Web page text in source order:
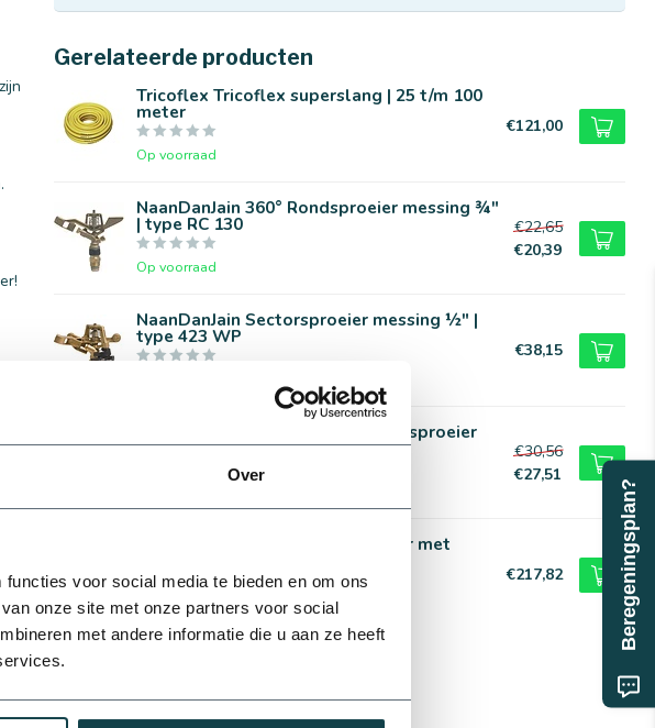
Over
voor social media te bieden en om ons
onze site met onze partners voor social
met andere informatie die u aan ze heeft
Gerelateerde producten
Tricoflex Tricoflex superslang | 25 t/m 100
meter
Op voorraad
€121,00
NaanDanJain 360° Rondsproeier messing ¾"
| type RC 130
Op voorraad
€22,65
€20,39
NaanDanJain Sectorsproeier messing ½" |
type 423 WP
€38,15
NaanDanJain NaanDanJain Sectorsproeier
3/4" 4.0 mm 25° | 5035 SD PC
€30,56
€27,51
RainBird RainBird pop-upsproeier met
Op voorraad
€217,82 Beregeningsplan?